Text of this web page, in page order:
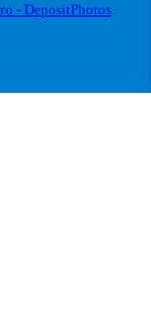
- DepositPhotos